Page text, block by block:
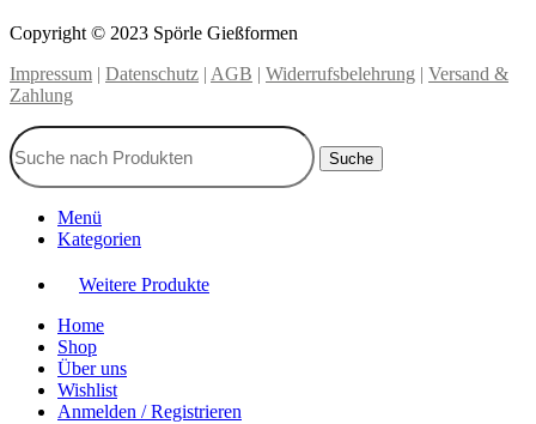
Copyright © 2023 Spörle Gießformen
Impressum | Datenschutz | AGB | Widerrufsbelehrung | Versand &
Zahlung
Suche
Menü
Kategorien
Weitere Produkte
Home
Shop
Über uns
Wishlist
Anmelden / Registrieren